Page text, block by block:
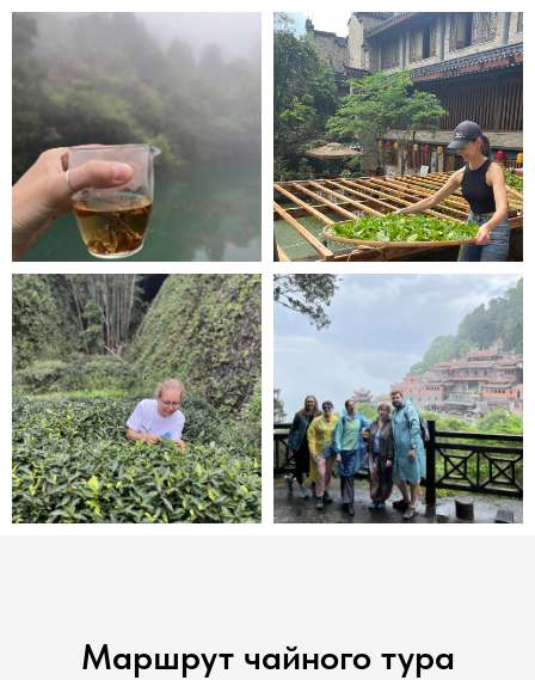
Маршрут чайного тура